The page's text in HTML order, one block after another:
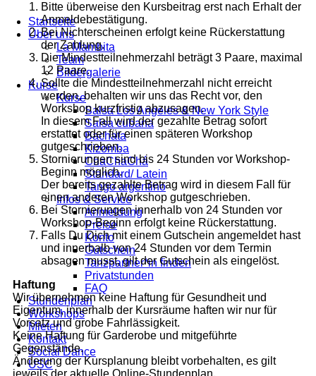
Startseite
Über uns
La Mambita
Team
Bildergalerie
Kurse
Kurse
Salsa Los Angeles & New York Style
Salsa cubana
Bachata
Kizomba
ChaChaChá
Standard/ Latein
Tango argentino
Infos & Service
Anmeldung
Preise
Konto
Gutschein
Tanzpartner*in finden
Privatstunden
FAQ
Stundenplan
Workshops
Mieten
Kontakt
Social Dance
USC
Bitte überweise den Kursbeitrag erst nach Erhalt der
Anmeldebestätigung.
Bei Nichterscheinen erfolgt keine Rückerstattung
der Zahlung.
Die Mindestteilnehmerzahl beträgt 3 Paare, maximal
12 Paare.
Sollte die Mindestteilnehmerzahl nicht erreicht
werden, behalten wir uns das Recht vor, den
Workshop kurzfristig abzusagen.
In diesem Fall wird der gezahlte Betrag sofort
erstattet oder für einen späteren Workshop
gutgeschrieben.
Stornierungen sind bis 24 Stunden vor Workshop-
Beginn möglich.
Der bereits gezahlte Betrag wird in diesem Fall für
einen anderen Workshop gutgeschrieben.
Bei Stornierungen innerhalb von 24 Stunden vor
Workshop-Beginn erfolgt keine Rückerstattung.
Falls Du Dich mit einem Gutschein angemeldet hast
und innerhalb von 24 Stunden vor dem Termin
absagen musst, gilt der Gutschein als eingelöst.
Haftung
Wir übernehmen keine Haftung für Gesundheit und
Eigentum, innerhalb der Kursräume haften wir nur für
Vorsatz und grobe Fahrlässigkeit.
Keine Haftung für Garderobe und mitgeführte
Gegenstände.
Änderung der Kursplanung bleibt vorbehalten, es gilt
jeweils der aktuelle Online-Stundenplan.